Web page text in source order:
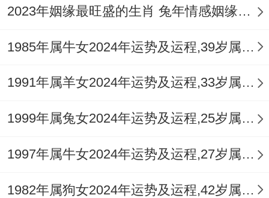
”、健康上时刻关注自己的身体状况 -定期进
精神状态.“除非…否则当有了好身体,可不能
面临一些不轻松与挑战;但只要她们保持向上
的心态- 努力奋斗、相信一定能够在每一个
2023年姻缘最旺盛的生肖 兔年情感姻缘运比较旺的属相
1985年属牛女2024年运势及运程,39岁属牛人2024全年每月运势女性如何
1991年属羊女2024年运势及运程,33岁属羊人2024全年每月运势女性如何
1999年属兔女2024年运势及运程,25岁属兔人2024全年每月运势女性如何
1997年属牛女2024年运势及运程,27岁属牛人2024全年每月运势女性如何
1982年属狗女2024年运势及运程,42岁属狗人2024全年每月运势女性如何